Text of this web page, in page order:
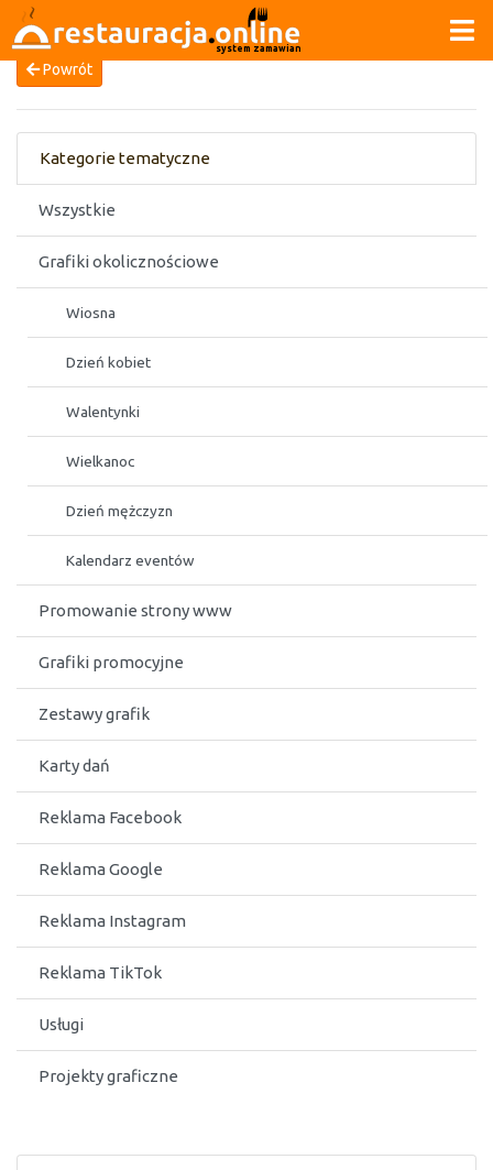
system zamawiania
Powrót
Kategorie tematyczne
Wszystkie
Grafiki okolicznościowe
Wiosna
Dzień kobiet
Walentynki
Wielkanoc
Dzień mężczyzn
Kalendarz eventów
Promowanie strony www
Grafiki promocyjne
Zestawy grafik
Karty dań
Reklama Facebook
Reklama Google
Reklama Instagram
Reklama TikTok
Usługi
Projekty graficzne